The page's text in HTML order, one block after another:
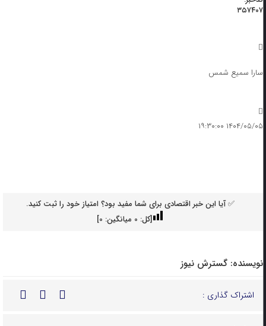
۳۵۷۴۰۷
سارا سمیع شمس
۱۴۰۴/۰۵/۰۵ ۱۹:۳۰:۰۰
✅ آیا این خبر اقتصادی برای شما مفید بود؟ امتیاز خود را ثبت کنید.
[کل: 0میانگین: 0
]
نویسنده: گسترش نیوز
اشتراک گذاری :